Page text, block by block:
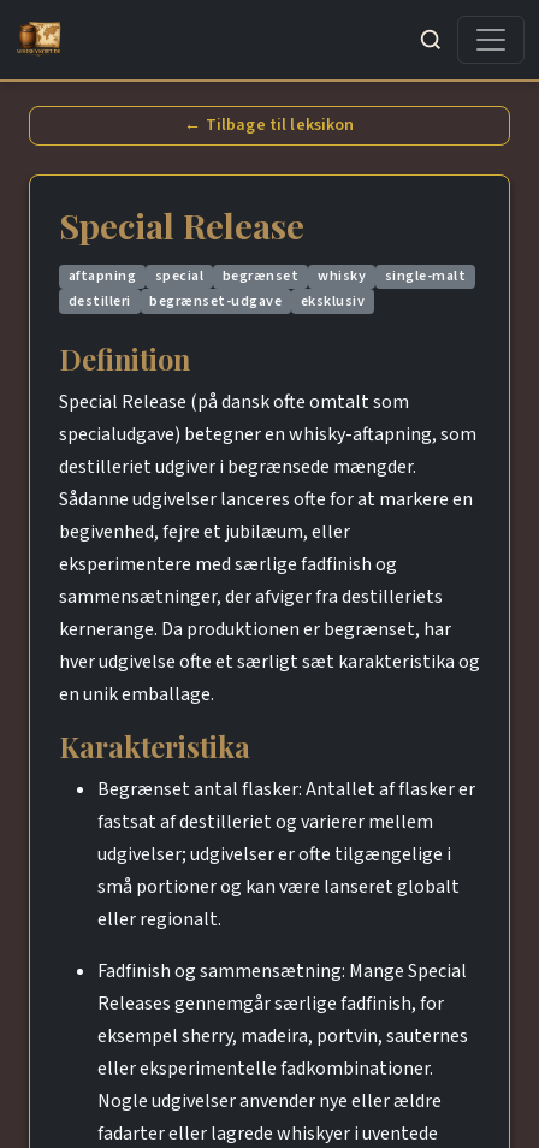
Søg
← Tilbage til leksikon
Special Release
aftapning special begrænset whisky
single-malt
destilleri
begrænset-udgave eksklusiv
Definition
Special Release (på dansk ofte omtalt som
specialudgave) betegner en whisky-aftapning, som
destilleriet udgiver i begrænsede mængder.
Sådanne udgivelser lanceres ofte for at markere en
begivenhed, fejre et jubilæum, eller
eksperimentere med særlige fadfinish og
sammensætninger, der afviger fra destilleriets
kernerange. Da produktionen er begrænset, har
hver udgivelse ofte et særligt sæt karakteristika og
en unik emballage.
Karakteristika
Begrænset antal flasker: Antallet af flasker er
fastsat af destilleriet og varierer mellem
udgivelser; udgivelser er ofte tilgængelige i
små portioner og kan være lanseret globalt
eller regionalt.
Fadfinish og sammensætning: Mange Special
Releases gennemgår særlige fadfinish, for
eksempel sherry, madeira, portvin, sauternes
eller eksperimentelle fadkombinationer.
Nogle udgivelser anvender nye eller ældre
fadarter eller lagrede whiskyer i uventede